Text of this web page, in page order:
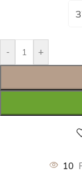
- +
10